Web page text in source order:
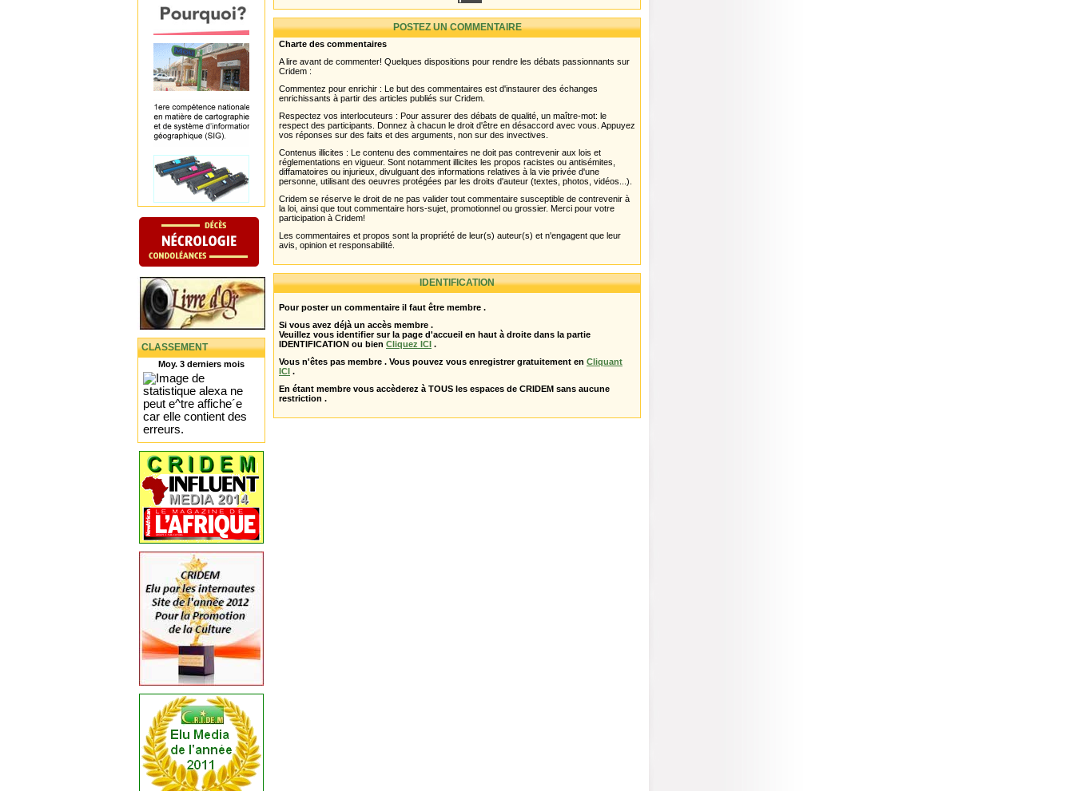
CLASSEMENT
Moy. 3 derniers mois
POSTEZ UN COMMENTAIRE
Charte des commentaires
A lire avant de commenter! Quelques dispositions pour rendre les débats passionnants sur
Cridem :
Commentez pour enrichir : Le but des commentaires est d'instaurer des échanges
enrichissants à partir des articles publiés sur Cridem.
Respectez vos interlocuteurs : Pour assurer des débats de qualité, un maître-mot: le
respect des participants. Donnez à chacun le droit d'être en désaccord avec vous. Appuyez
vos réponses sur des faits et des arguments, non sur des invectives.
Contenus illicites : Le contenu des commentaires ne doit pas contrevenir aux lois et
réglementations en vigueur. Sont notamment illicites les propos racistes ou antisémites,
diffamatoires ou injurieux, divulguant des informations relatives à la vie privée d'une
personne, utilisant des oeuvres protégées par les droits d'auteur (textes, photos, vidéos...).
Cridem se réserve le droit de ne pas valider tout commentaire susceptible de contrevenir à
la loi, ainsi que tout commentaire hors-sujet, promotionnel ou grossier. Merci pour votre
participation à Cridem!
Les commentaires et propos sont la propriété de leur(s) auteur(s) et n'engagent que leur
avis, opinion et responsabilité.
IDENTIFICATION
Pour poster un commentaire il faut être membre .
Si vous avez déjà un accès membre .
Veuillez vous identifier sur la page d'accueil en haut à droite dans la partie
IDENTIFICATION ou bien Cliquez ICI .
Vous n'êtes pas membre . Vous pouvez vous enregistrer gratuitement en Cliquant
ICI .
En étant membre vous accèderez à TOUS les espaces de CRIDEM sans aucune
restriction .